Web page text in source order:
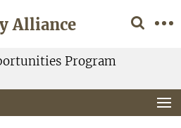
Alliance
Program